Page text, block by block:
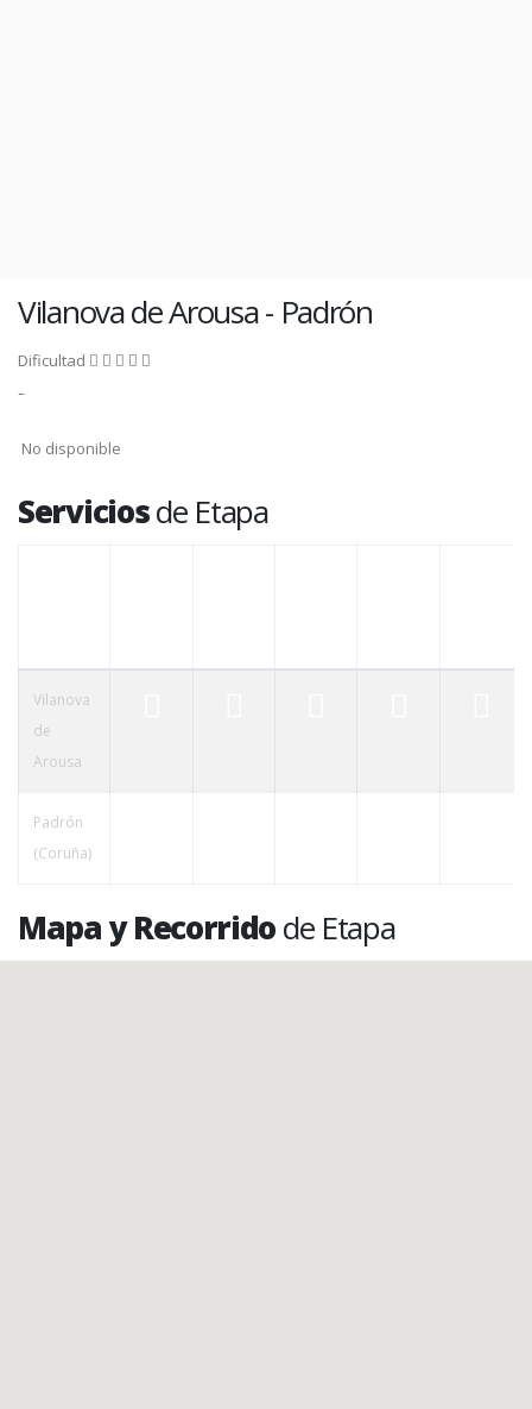
Vilanova de Arousa - Padrón
Dificultad
-
No disponible
Serviciosde Etapa
Vilanova
de
Arousa
Padrón
(Coruña)
Mapa y Recorridode Etapa